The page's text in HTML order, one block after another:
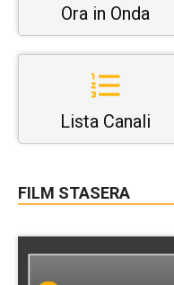
Ora in Onda
Lista Canali
FILM STASERA